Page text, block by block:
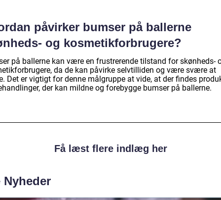
påvirker bumser på ballerne
og kosmetikforbrugere?
på ballerne kan være en frustrerende tilstand for skønheds-
da de kan påvirke selvtilliden og være svære at
Det er vigtigt for denne målgruppe at vide, at der findes
der kan mildne og forebygge bumser på ballerne.
Få læst flere indlæg her
Nyheder